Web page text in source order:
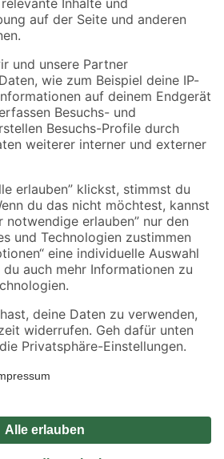
Versandarten
MwSt.. Die dargestellten Angebote sind unter
Die angegebenen Verfügbarkeiten beziehen
gilt nicht für Artikel mit Speditionsversand, hier
Impressum
Vertrag widerrufen